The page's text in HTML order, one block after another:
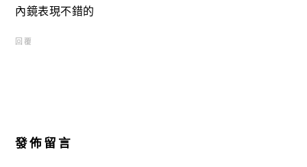
內鏡表現不錯的
回覆
發佈留言